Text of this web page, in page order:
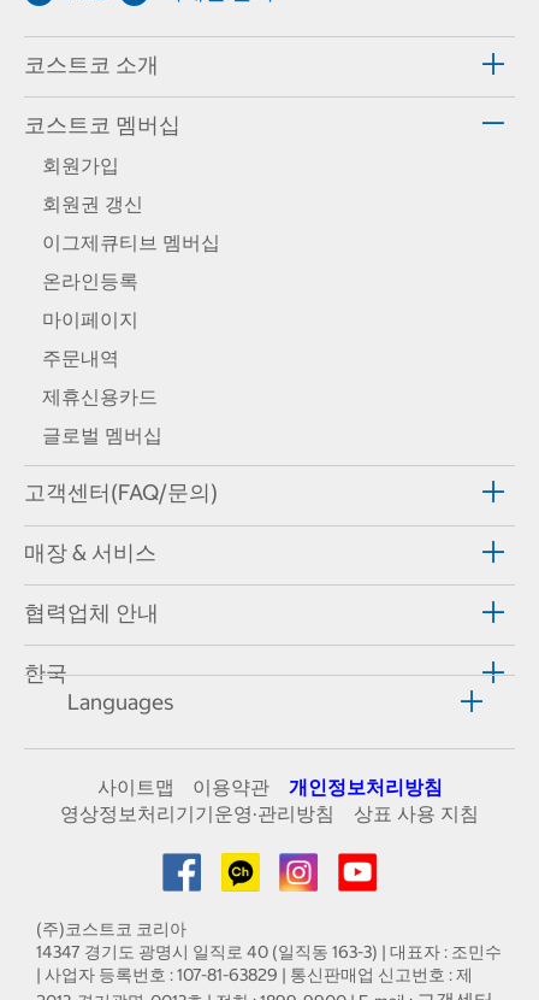
코스트코 소개
코스트코 멤버십
회원가입
회원권 갱신
이그제큐티브 멤버십
온라인등록
마이페이지
주문내역
제휴신용카드
글로벌 멤버십
고객센터(FAQ/문의)
매장 & 서비스
협력업체 안내
한국
Languages
사이트맵 이용약관
개인정보처리방침
영상정보처리기기운영·관리방침
상표 사용 지침
(주)코스트코 코리아
14347 경기도 광명시 일직로 40 (일직동 163-3) | 대표자 : 조민수
| 사업자 등록번호 : 107-81-63829 | 통신판매업 신고번호 : 제